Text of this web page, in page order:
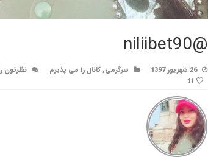
@niliibet90
26 شهریور 1397 سرگرمی,کانال را می پذیرم نظرتون
11